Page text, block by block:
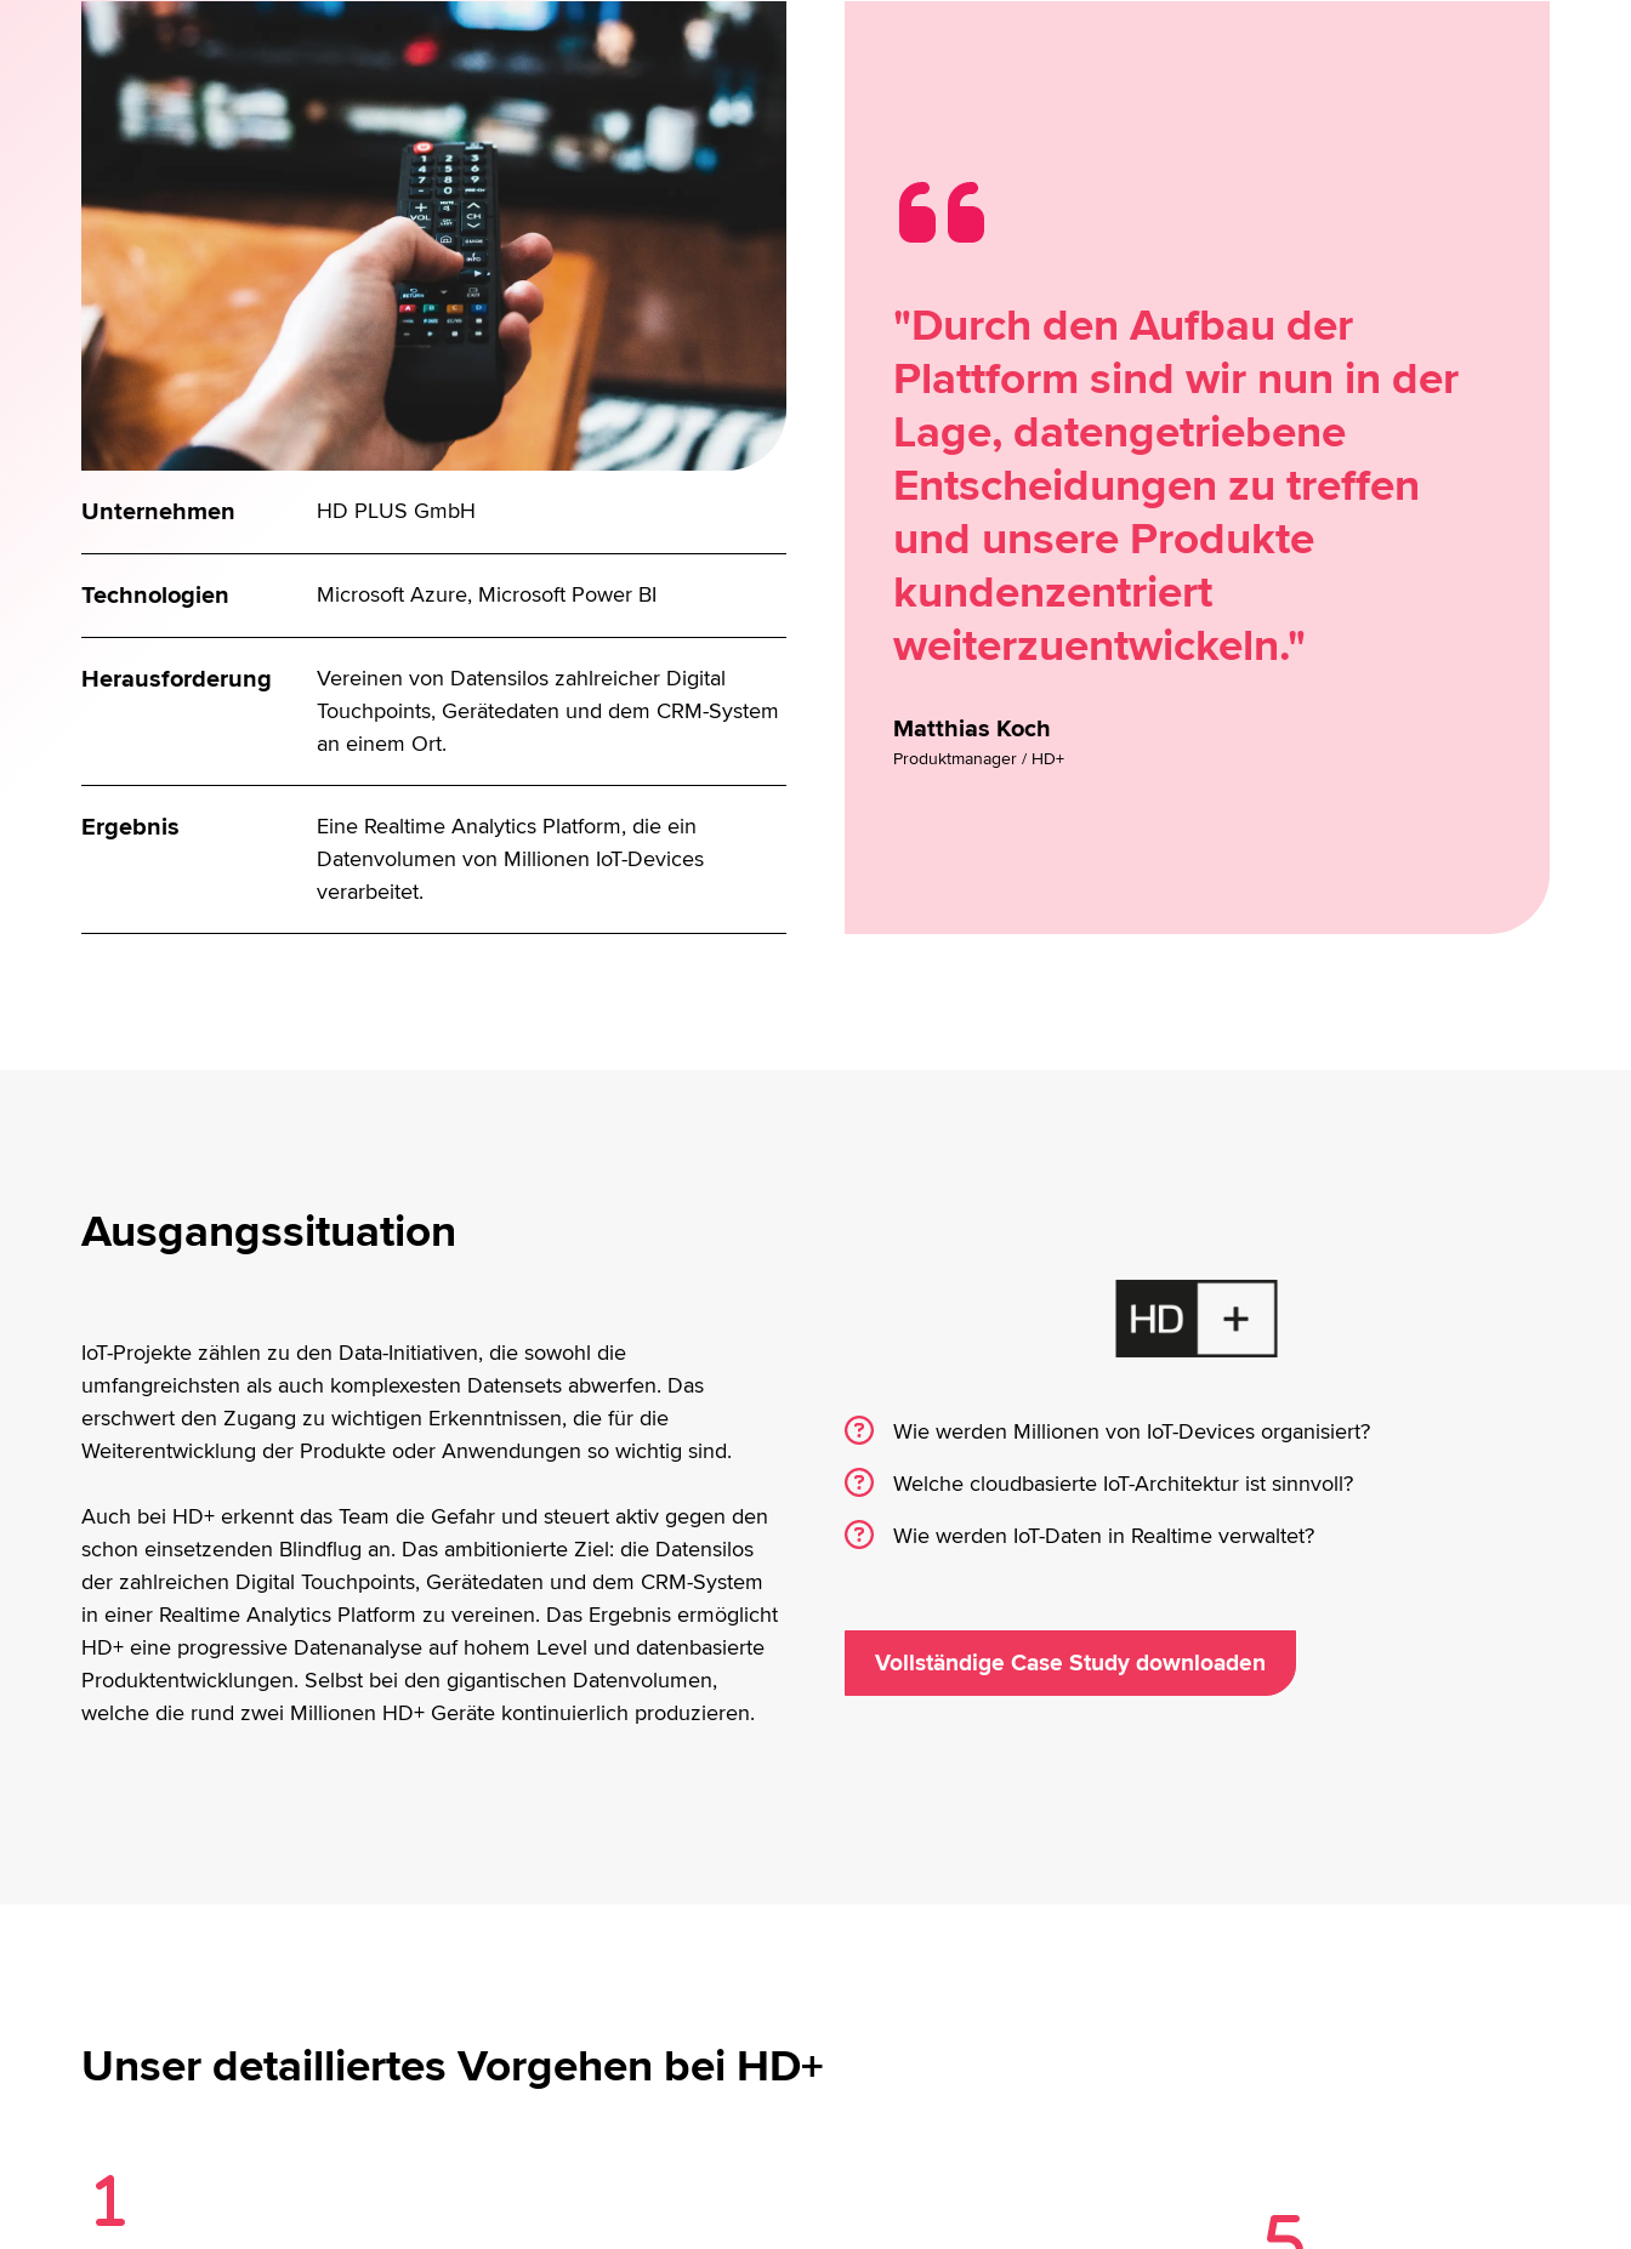
Unternehmen HD PLUS GmbH
Technologien Microsoft Azure, Microsoft Power BI
Herausforderung
Vereinen von Datensilos zahlreicher Digital
Touchpoints, Gerätedaten und dem CRM-System
an einem Ort.
Ergebnis
Eine Realtime Analytics Platform, die ein
Datenvolumen von Millionen IoT-Devices
verarbeitet.
"Durch den Aufbau der
Plattform sind wir nun in der
Lage, datengetriebene
Entscheidungen zu treffen
und unsere Produkte
kundenzentriert
weiterzuentwickeln."
Matthias Koch
Produktmanager / HD+
Ausgangssituation
IoT-Projekte zählen zu den Data-Initiativen, die sowohl die
umfangreichsten als auch komplexesten Datensets abwerfen. Das
erschwert den Zugang zu wichtigen Erkenntnissen, die für die
Weiterentwicklung der Produkte oder Anwendungen so wichtig sind.
Auch bei HD+ erkennt das Team die Gefahr und steuert aktiv gegen den
schon einsetzenden Blindflug an. Das ambitionierte Ziel: die Datensilos
der zahlreichen Digital Touchpoints, Gerätedaten und dem CRM-System
in einer Realtime Analytics Platform zu vereinen. Das Ergebnis ermöglicht
HD+ eine progressive Datenanalyse auf hohem Level und datenbasierte
Produktentwicklungen. Selbst bei den gigantischen Datenvolumen,
welche die rund zwei Millionen HD+ Geräte kontinuierlich produzieren.
Wie werden Millionen von IoT-Devices organisiert?
Welche cloudbasierte IoT-Architektur ist sinnvoll?
Wie werden IoT-Daten in Realtime verwaltet?
Vollständige Case Study downloaden
Unser detailliertes Vorgehen bei HD+